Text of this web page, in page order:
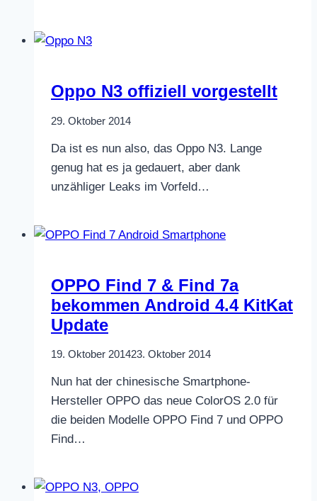
Oppo N3 offiziell vorgestellt
29. Oktober 2014
Da ist es nun also, das Oppo N3. Lange
genug hat es ja gedauert, aber dank
unzähliger Leaks im Vorfeld…
OPPO Find 7 & Find 7a
bekommen Android 4.4 KitKat
Update
19. Oktober 201423. Oktober 2014
Nun hat der chinesische Smartphone-
Hersteller OPPO das neue ColorOS 2.0 für
die beiden Modelle OPPO Find 7 und OPPO
Find…